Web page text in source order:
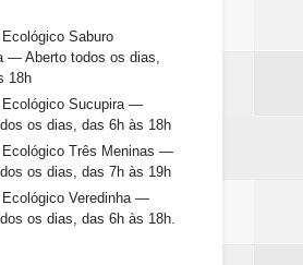
Ecológico Saburo
— Aberto todos os dias,
18h
Ecológico Sucupira —
os dias, das 6h às 18h
Ecológico Três Meninas —
os dias, das 7h às 19h
Ecológico Veredinha —
os dias, das 6h às 18h.